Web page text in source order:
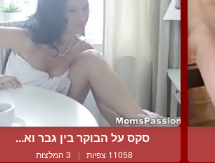
סקס על הבוקר בין גבר וא...
11058 צפיות | 3 המלצות